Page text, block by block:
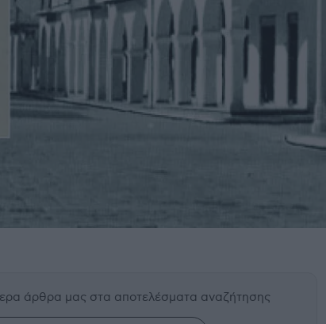
άρθρα μας στα αποτελέσματα αναζήτησης